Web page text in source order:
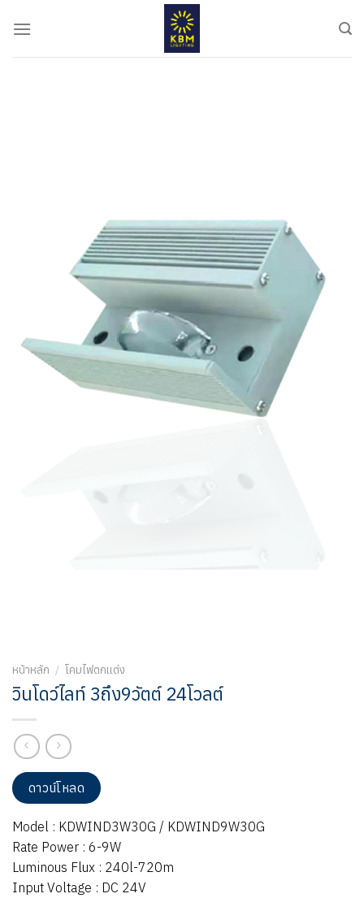
หน้าหลัก / โคมไฟตกแต่ง
วินโดว์ไลท์ 3ถึง9วัตต์ 24โวลต์
ดาวน์โหลด
Model : KDWIND3W30G / KDWIND9W30G
Rate Power : 6-9W
Luminous Flux : 240l-720m
Input Voltage : DC 24V